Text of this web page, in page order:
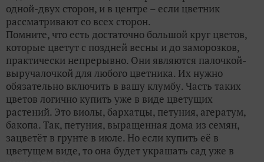
одной-двух сторон, и в центре – если цветник
рассматривают со всех сторон.
Помните, что есть достаточно большой круг цветов,
которые цветут с поздней весны и до заморозков,
практически непрерывно. Они являются палочкой-
выручалочкой для любого цветника. Их нужно
обязательно включить в вашу клумбу. Часть таких
цветов логично купить уже в виде цветущих
растений. Это виолы, бархатцы, петуния, агератум,
бакопа. Так, петуния, выращенная дома из семян,
зацветёт в грунте в июле. Но если купить её в
цветущем виде, то она будет украшать сад уже в